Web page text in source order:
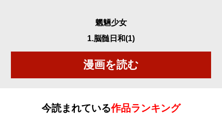
魍魎少女
1.脳髄日和(1)
漫画を読む
今読まれている作品ランキング